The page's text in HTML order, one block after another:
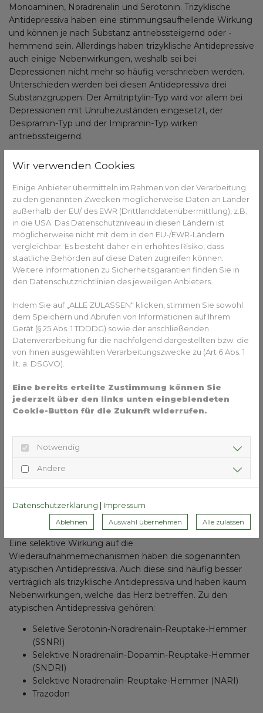
Monoaminen, Noradrenalin und Serotonin. Trizyklische
Antidepressiva haben eine stimmungsaufhellende Wirkung
und können je nach Substanz antriebssteigernd oder -
hemmend sein. Allerdings haben trizyklische Antidepressive
auch einige Nebenwirkungen, weshalb sei bei
Depressionen nicht mehr so häufig verschrieben werden.
Unterschieden werden bei diesen Antidepressiva drei
Substanzgruppen: Der Amitriptylin-Typ wird vor allem bei
Depressionen mit Unruhezuständen eingesetzt, der
Desipramin-Typ und der Imipramin-Typ wirken
antriebssteigernd.
Medikamente/Wirkstoffe im Allgemeinen?
Gesundheits-Experten und -Expertinnen aus Ihrer
Region beraten Sie gerne. Hier gelangen Sie zur
Expertensuche.
Hemmung von Noradrenalin und
Tetrazyklische Antidepressiva sind den trizyklischen
Antidepressiva ähnlich, allerdings hemmen sie nicht die
Wiederaufnahme von Noradrenalin und Serotonin, sondern
erhöhen deren Freisetzung durch ihre Wirkung am alpha-2-
Rezeptor. Sie wirken stimmungsaufhellend, aber auch
sedierend.
Selektive Serotonin-Wiederaufnahme-Hemmer (SSRI)
verhindern die Wiederaufnahme von Serotonin aus dem
besser verträglich als trizyklische Antidepressiva, allerdings
haben sie ebenfalls einige Nebenwirkungen wie
Appetitlosigkeit, Erbrechen und Übelkeit sowie sexuelle
Funktionsstörungen.
Atypische Antidepressiva und
MAO-Hemmer
Eine selektive Wirkung auf die
Wiederaufnahmemechanismen haben die sogenannten
atypischen Antidepressiva. Auch diese sind häufig besser
verträglich als trizyklische Antidepressiva und haben kaum
Nebenwirkungen, welche das Herz betreffen. Zu den
atypischen Antidepressiva gehören:
Seletive Serotonin-Noradrenalin-Reuptake-Hemmer
(SSNRI)
Selektive Noradrenalin-Dopamin-Reuptake-Hemmer
(SNDRI)
Selektive Noradrenalin-Reuptake-Hemmer (NARI)
Trazodon
Wir verwenden Cookies
Einige Anbieter übermitteln im Rahmen von der Verarbeitung
zu den genannten Zwecken möglicherweise Daten an Länder
außerhalb der EU/ des EWR (Drittlanddatenübermittlung), z.B.
in die USA. Das Datenschutzniveau in diesen Ländern ist
möglicherweise nicht mit dem in den EU-/EWR-Ländern
vergleichbar. Es besteht daher ein erhöhtes Risiko, dass
staatliche Behörden auf diese Daten zugreifen können.
Weitere Informationen zu Sicherheitsgarantien finden Sie in
den Datenschutzrichtlinien des jeweiligen Anbieters.
Indem Sie auf „ALLE ZULASSEN“ klicken, stimmen Sie sowohl
dem Speichern und Abrufen von Informationen auf Ihrem
Gerät (§ 25 Abs. 1 TDDDG) sowie der anschließenden
Datenverarbeitung für die nachfolgend dargestellten bzw. die
von Ihnen ausgewählten Verarbeitungszwecke zu (Art 6 Abs. 1
lit. a. DSGVO).
Eine bereits erteilte Zustimmung können Sie
jederzeit über den links unten eingeblendeten
Cookie-Button für die Zukunft widerrufen.
Notwendig
Andere
Datenschutzerklärung | Impressum
Ablehnen Auswahl übernehmen Alle zulassen